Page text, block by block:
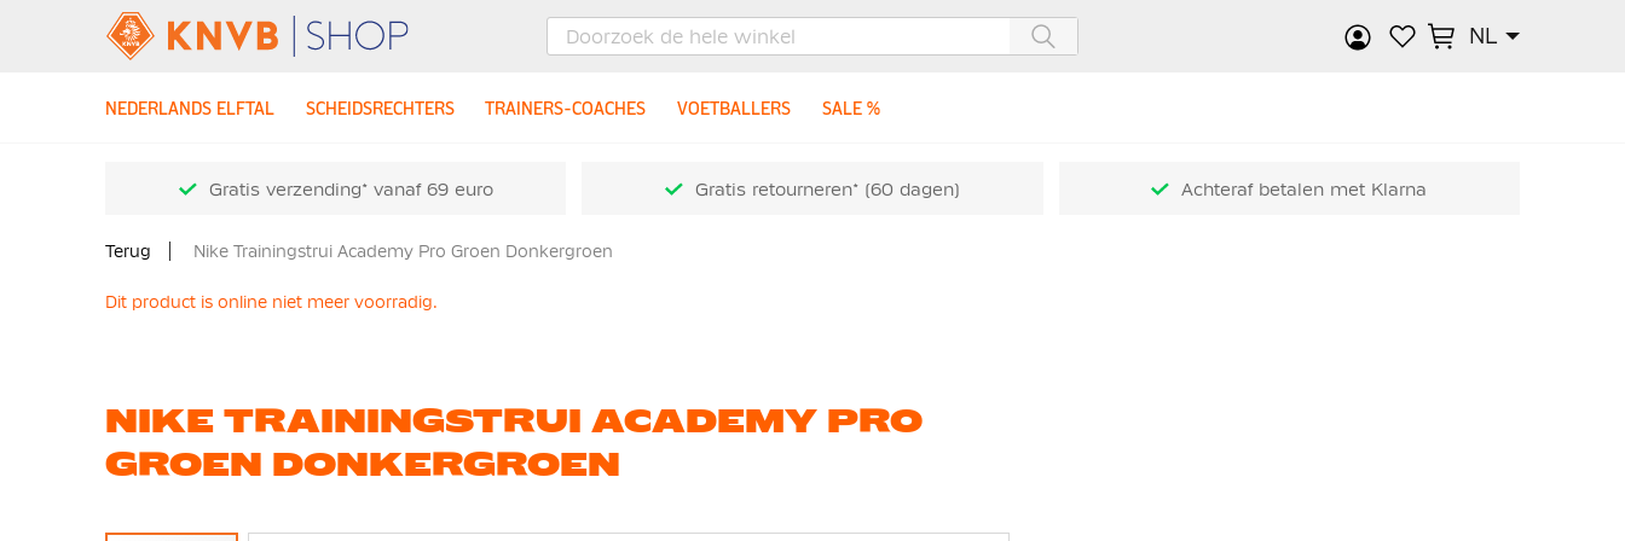
NL
NEDERLANDS ELFTAL SCHEIDSRECHTERS TRAINERS-COACHES VOETBALLERS SALE %
Gratis verzending* vanaf 69 euro Gratis retourneren* (60 dagen) Achteraf betalen met Klarna
Terug Nike Trainingstrui Academy Pro Groen Donkergroen
Dit product is online niet meer voorradig.
NIKE TRAININGSTRUI ACADEMY PRO
GROEN DONKERGROEN